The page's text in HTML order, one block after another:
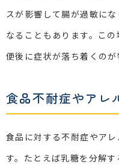
スが影響して腸が過敏に
なることもあります。こ
便後に症状が落ち着くのが
食品不耐症やアレ
食品に対する不耐症やア
す。たとえば乳糖を分解